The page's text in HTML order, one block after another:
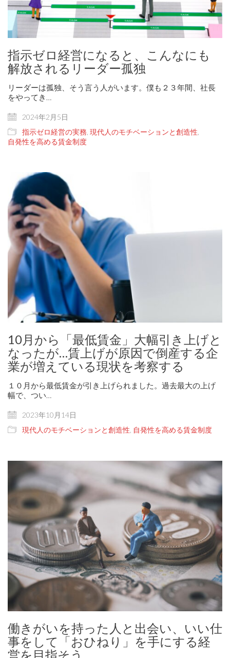
指示ゼロ経営になると、こんなにも
解放されるリーダー孤独
リーダーは孤独、そう言う人がいます。僕も２３年間、社長
をやってき…
2024年2月5日
指示ゼロ経営の実務, 現代人のモチベーションと創造性,
自発性を高める賃金制度
10月から「最低賃金」大幅引き上げと
なったが…賃上げが原因で倒産する企
業が増えている現状を考察する
１０月から最低賃金が引き上げられました。過去最大の上げ
幅で、つい…
2023年10月14日
現代人のモチベーションと創造性, 自発性を高める賃金制度
働きがいを持った人と出会い、いい仕
事をして「おひねり」を手にする経
営を目指そう